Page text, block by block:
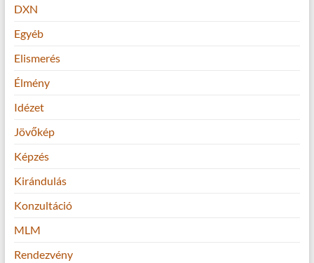
DXN
Egyéb
Elismerés
Élmény
Idézet
Jövőkép
Képzés
Kirándulás
Konzultáció
MLM
Rendezvény